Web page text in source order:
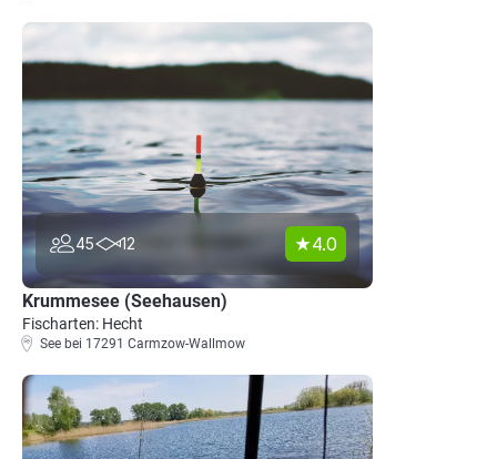
45 12 4.0
Krummesee (Seehausen)
Fischarten: Hecht
See bei 17291 Carmzow-Wallmow